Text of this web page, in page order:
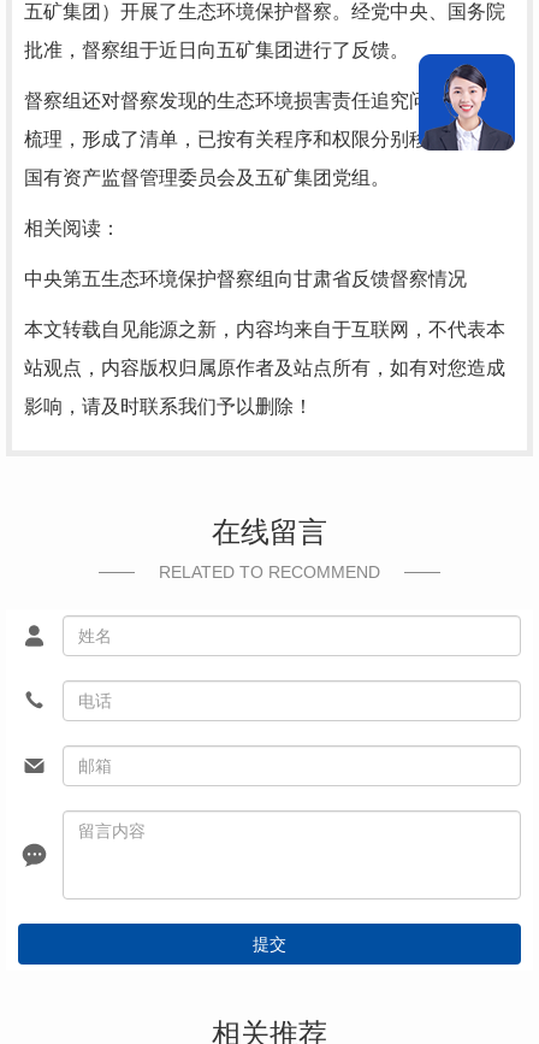
五矿集团）开展了生态环境保护督察。经党中央、国务院
批准，督察组于近日向五矿集团进行了反馈。
督察组还对督察发现的生态环境损害责任追究问题进行了
梳理，形成了清单，已按有关程序和权限分别移交国务院
国有资产监督管理委员会及五矿集团党组。
相关阅读：
中央第五生态环境保护督察组向甘肃省反馈督察情况
本文转载自见能源之新，内容均来自于互联网，不代表本
站观点，内容版权归属原作者及站点所有，如有对您造成
影响，请及时联系我们予以删除！
在线留言
RELATED TO RECOMMEND
提交
相关推荐